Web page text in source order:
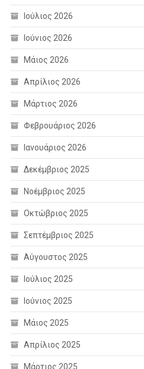
Ιούλιος 2026
Ιούνιος 2026
Μάιος 2026
Απρίλιος 2026
Μάρτιος 2026
Φεβρουάριος 2026
Ιανουάριος 2026
Δεκέμβριος 2025
Νοέμβριος 2025
Οκτώβριος 2025
Σεπτέμβριος 2025
Αύγουστος 2025
Ιούλιος 2025
Ιούνιος 2025
Μάιος 2025
Απρίλιος 2025
Μάρτιος 2025